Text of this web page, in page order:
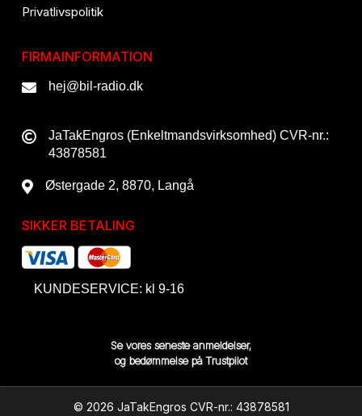
Privatlivspolitik
FIRMAINFORMATION
hej@bil-radio.dk
JaTakEngros (Enkeltmandsvirksomhed) CVR-nr.:
43878581
Østergade 2, 8870, Langå
SIKKER BETALING
KUNDESERVICE: kl 9-16
Se vores seneste anmeldelser,
og bedømmelse på Trustpilot
© 2026 JaTakEngros CVR-nr.: 43878581